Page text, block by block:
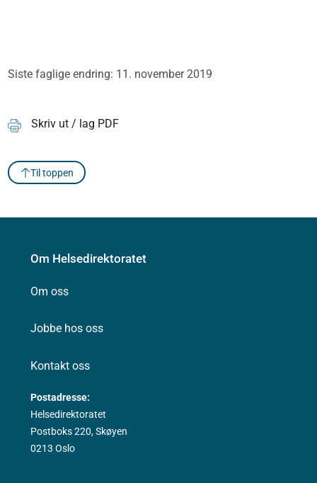
Siste faglige endring: 11. november 2019
Skriv ut / lag PDF
Til toppen
Om Helsedirektoratet
Om oss
Jobbe hos oss
Kontakt oss
Postadresse:
Helsedirektoratet
Postboks 220, Skøyen
0213 Oslo